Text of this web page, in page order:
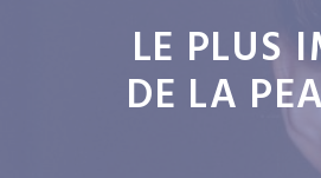
LE PLUS
DE LA